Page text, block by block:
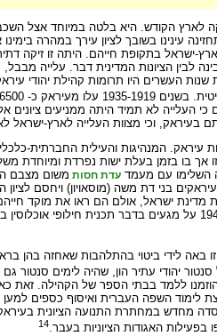
לארץ הקודש. היא בלטה במיוחד אצל
עינינו בשובך לציון עירך במהרה
ישראל בתקופת חייהם. היתה זו זיקה
לבין הציונות המדינית דבר. עלייה
העשרים היו תרומות קהילת יהודי
מכלל יהודי עיראק,
העלייה לא תמיד היתה ממניעים ציונים
וכי מצוות העלייה לארץ-ישראל
עיראק. המנהיגות והעילית
בו בזמן בעלת ישות נפרדת ומיוחדת
השלימו עם מעמד עדת חסות משום מצבם
בני דת משה (מוסאויון) ויחסם
מדינת ישראל, אולם הם ראו את מוקד
בין ישראל למערבים להמיט על הקהילה. בעיקר חששו מהשמועות שרווחו
באה לידי ביטוי בהתלהבות שאחזה
יהודי עתיר הון, שהיה לימים סנטור
ללמד בבתי הספר של הקהילה.
לימוד השפה העברית ואיסוף כספים
האגודות הציוניות בעבר.14